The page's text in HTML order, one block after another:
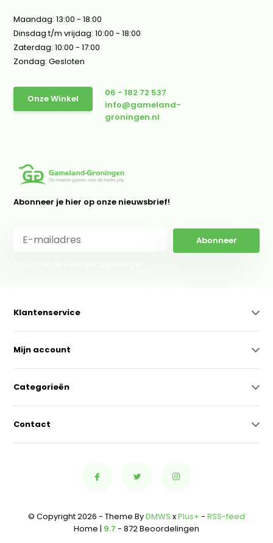
Maandag: 13:00 - 18:00
Dinsdag t/m vrijdag: 10:00 - 18:00
Zaterdag: 10:00 - 17:00
Zondag: Gesloten
Onze Winkel
06 - 182 72 537
info@gameland-
groningen.nl
Abonneer je hier op onze nieuwsbrief!
Abonneer
Klantenservice
Mijn account
Categorieën
Contact
© Copyright 2026 - Theme ByDMWS xPlus+ - RSS-feed
Home | 9.7 - 872 Beoordelingen